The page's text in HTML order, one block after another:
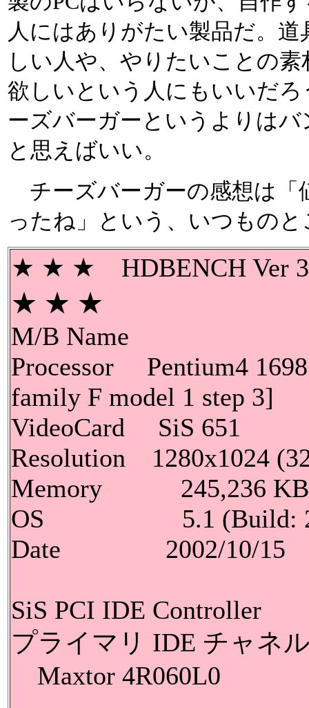
人にはありがたい製品だ。
しい人や、やりたいことの
欲しいという人にもいいだ
ーズバーガーというよりは
と思えばいい。
チーズバーガーの感想は「
ったね」という、いつもの
★ ★ ★ HDBENCH Ver
★ ★ ★
M/B Name
Processor Pentium4
family F model 1 step 3]
VideoCard SiS 651
Resolution 1280x1024
Memory 245,236
OS 5.1 (Build:
Date 2002/10/15
SiS PCI IDE Controller
プライマリ IDE チャネ
Maxtor 4R060L0